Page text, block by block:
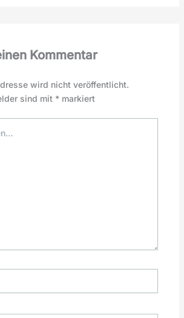
Kommentar
wird nicht veröffentlicht.
sind mit *markiert